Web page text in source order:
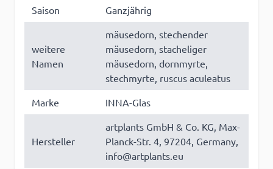
Saison Ganzjährig
weitere
Namen
mäusedorn, stechender
mäusedorn, stacheliger
mäusedorn, dornmyrte,
stechmyrte, ruscus aculeatus
Marke
INNA-Glas
Hersteller
artplants GmbH & Co. KG, Max-
Planck-Str. 4, 97204, Germany,
info@artplants.eu